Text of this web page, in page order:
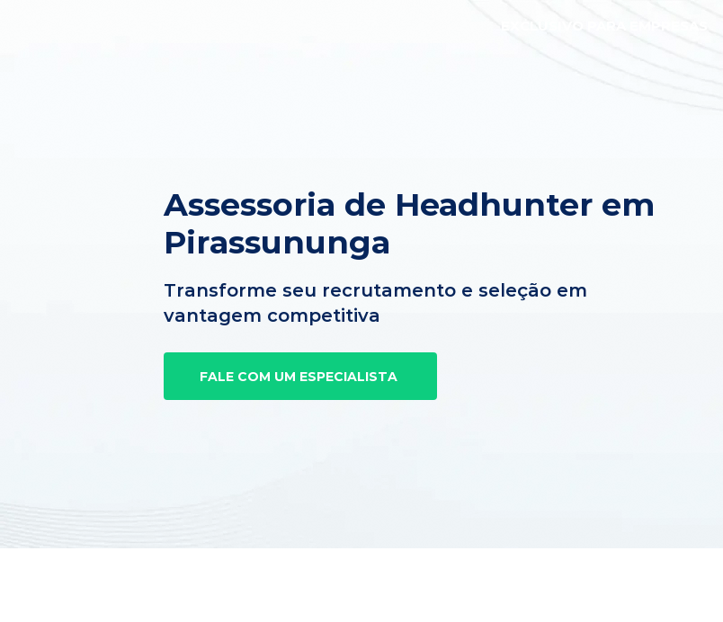
Assessoria de Headhunter em
Pirassununga
Transforme seu recrutamento e seleção em
vantagem competitiva
FALE COM UM ESPECIALISTA